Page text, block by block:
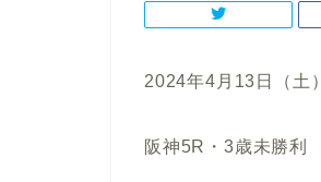
2024年4月13日（土）
阪神5R・3歳未勝利